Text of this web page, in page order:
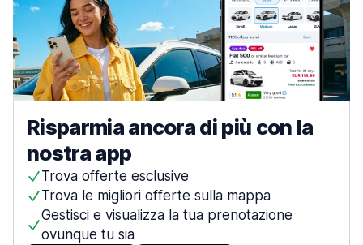
Risparmia ancora di più con la
nostra app
Trova offerte esclusive
Trova le migliori offerte sulla mappa
Gestisci e visualizza la tua prenotazione
ovunque tu sia